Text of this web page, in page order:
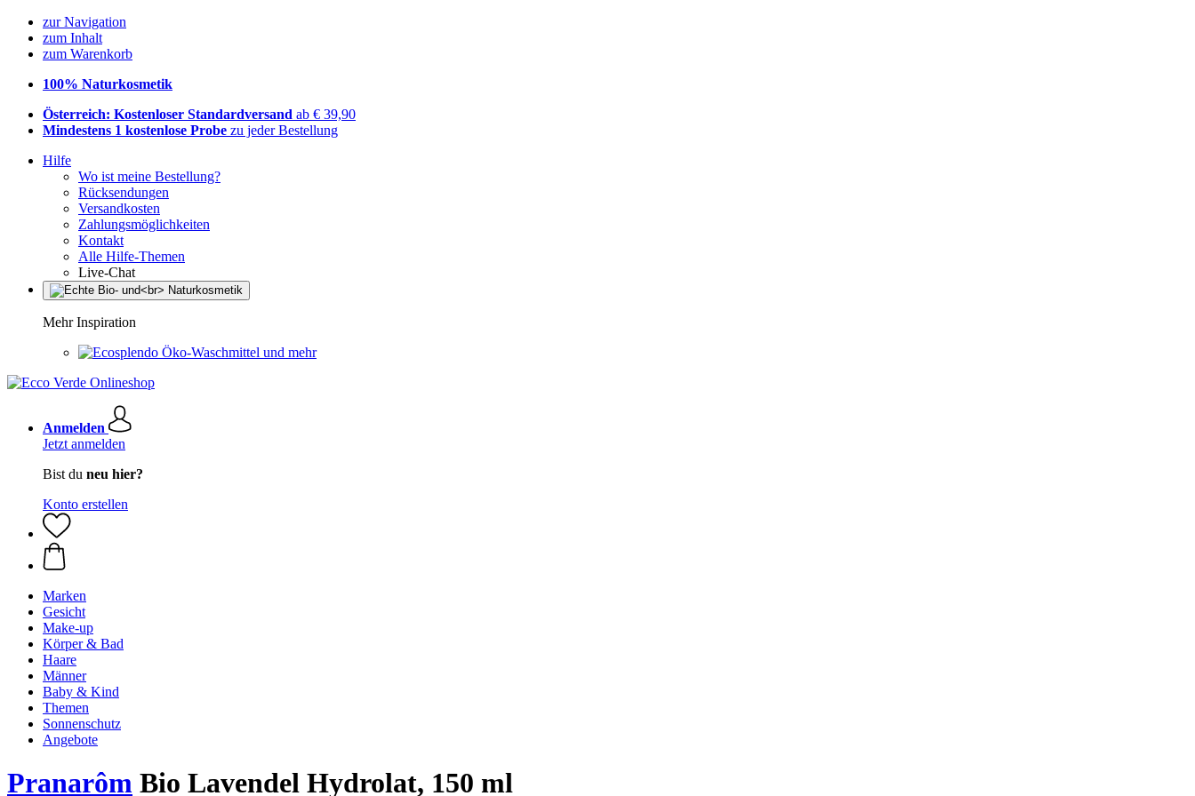
zur Navigation
zum Inhalt
zum Warenkorb
100% Naturkosmetik
Österreich: Kostenloser Standardversand ab € 39,90
Mindestens 1 kostenlose Probe zu jeder Bestellung
Hilfe
Wo ist meine Bestellung?
Rücksendungen
Versandkosten
Zahlungsmöglichkeiten
Kontakt
Alle Hilfe-Themen
Live-Chat
Mehr Inspiration
Öko-Waschmittel und mehr
Anmelden
Jetzt anmelden
Bist du neu hier?
Konto erstellen
Marken
Gesicht
Make-up
Körper & Bad
Haare
Männer
Baby & Kind
Themen
Sonnenschutz
Angebote
Pranarôm Bio Lavendel Hydrolat, 150 ml